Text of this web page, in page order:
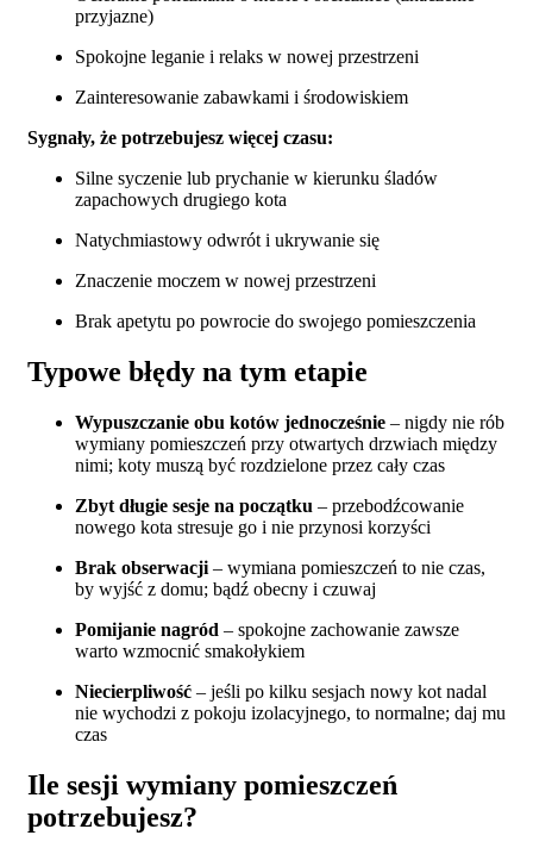
przyjazne)
Spokojne leganie i relaks w nowej przestrzeni
Zainteresowanie zabawkami i środowiskiem
Sygnały, że potrzebujesz więcej czasu:
Silne syczenie lub prychanie w kierunku śladów
zapachowych drugiego kota
Natychmiastowy odwrót i ukrywanie się
Znaczenie moczem w nowej przestrzeni
Brak apetytu po powrocie do swojego pomieszczenia
Typowe błędy na tym etapie
Wypuszczanie obu kotów jednocześnie – nigdy nie rób
wymiany pomieszczeń przy otwartych drzwiach między
nimi; koty muszą być rozdzielone przez cały czas
Zbyt długie sesje na początku – przebodźcowanie
nowego kota stresuje go i nie przynosi korzyści
Brak obserwacji – wymiana pomieszczeń to nie czas,
by wyjść z domu; bądź obecny i czuwaj
Pomijanie nagród – spokojne zachowanie zawsze
warto wzmocnić smakołykiem
Niecierpliwość – jeśli po kilku sesjach nowy kot nadal
nie wychodzi z pokoju izolacyjnego, to normalne; daj mu
czas
Ile sesji wymiany pomieszczeń
potrzebujesz?